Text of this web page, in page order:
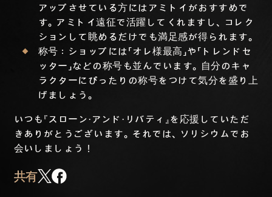
アップさせている方にはアミトイがおすすめで
す。アミトイ遠征で活躍してくれますし、コレク
ションして眺めるだけでも満足感が得られます。
称号：ショップには「オレ様最高」や「トレンドセ
ッター」などの称号も並んでいます。自分のキャ
ラクターにぴったりの称号をつけて気分を盛り上
げましょう。
いつも『スローン・アンド・リバティ』を応援していただ
きありがとうございます。それでは、ソリシウムでお
会いしましょう！
共有